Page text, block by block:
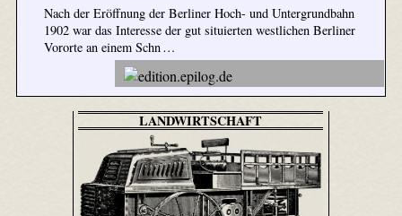
Nach der Eröffnung der Berliner Hoch- und Untergrundbahn
1902 war das Interesse der gut situierten westlichen Berliner
Vororte an einem Schn …
LANDWIRTSCHAFT